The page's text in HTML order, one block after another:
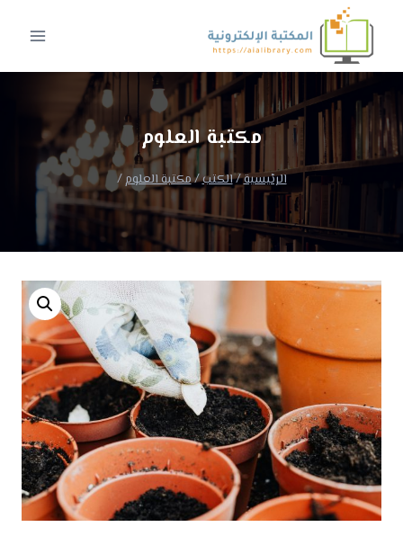
المحتوى
مكتبة العلوم
الرئيسية/الكتب/مكتبة العلوم/